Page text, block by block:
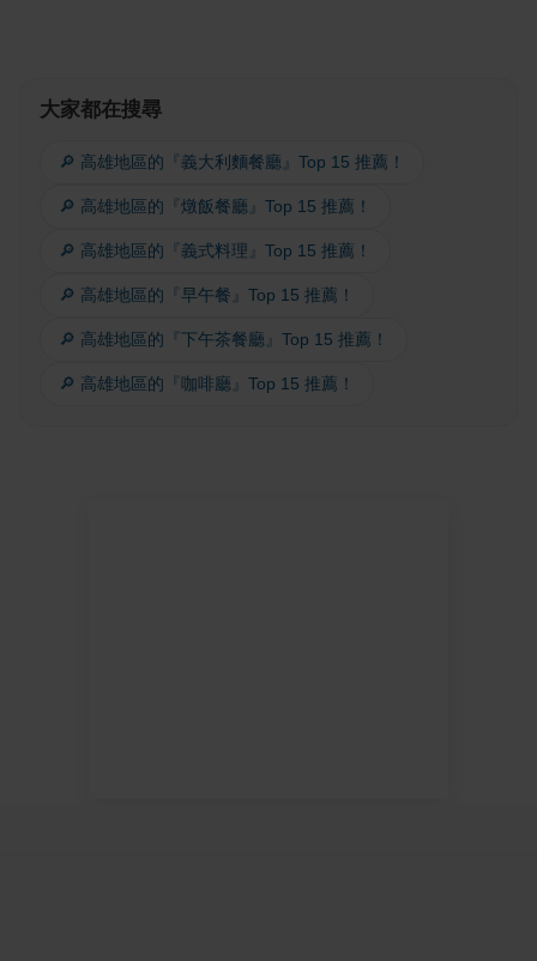
大家都在搜尋
🔎 高雄地區的『義大利麵餐廳』Top 15 推薦！
🔎 高雄地區的『燉飯餐廳』Top 15 推薦！
🔎 高雄地區的『義式料理』Top 15 推薦！
🔎 高雄地區的『早午餐』Top 15 推薦！
🔎 高雄地區的『下午茶餐廳』Top 15 推薦！
🔎 高雄地區的『咖啡廳』Top 15 推薦！